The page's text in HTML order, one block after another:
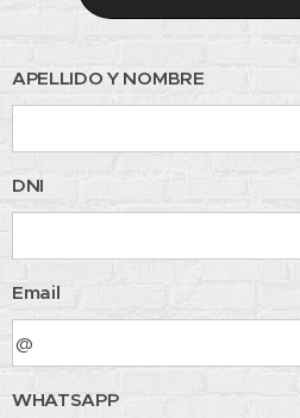
APELLIDO Y NOMBRE
DNI
Email
WHATSAPP